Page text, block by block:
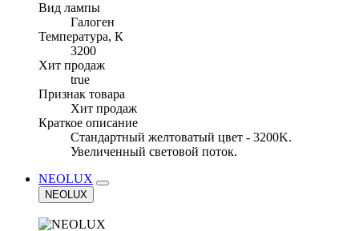
Вид лампы
Галоген
Температура, К
3200
Хит продаж
true
Признак товара
Хит продаж
Краткое описание
Стандартный желтоватый цвет - 3200K.
Увеличенный световой поток.
NEOLUX
NEOLUX